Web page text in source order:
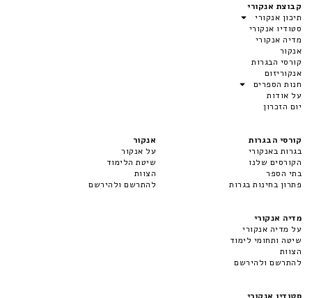
קבוצת אנקורי
תיכון אנקורי
סטודיו אנקורי
מדיה אנקורי
אנקור
קורסי הבגרות
אנקוריזום
חנות הספרים
על אודות
יום הזכרון
קורסי הבגרות
בגרות באנקורי
הקורסים שלנו
בתי הספר
פתרון בחינות בגרות
אנקור
על אנקור
שיטת הלימוד
הצוות
להתרשם ולהירשם
מדיה אנקורי
על מדיה אנקורי
שיטה ותחומי לימוד
הצוות
להתרשם ולהירשם